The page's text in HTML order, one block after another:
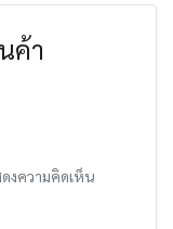
ค้า
งความคิดเห็น